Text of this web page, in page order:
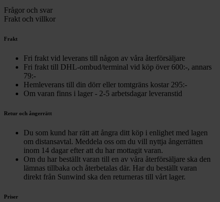
Frågor och svar
Frakt och villkor
Frakt
Fri frakt vid leverans till någon av våra återförsäljare
Fri frakt till DHL-ombud/terminal vid köp över 600:-, annars
79:-
Hemleverans till din dörr eller tomtgräns kostar 295:-
Om varan finns i lager - 2-5 arbetsdagar leveranstid
Retur och ångerrätt
Du som kund har rätt att ångra ditt köp i enlighet med lagen
om distansavtal. Meddela oss om du vill nyttja ångerrätten
inom 14 dagar efter att du har mottagit varan.
Om du har beställt varan till en av våra återförsäljare ska den
lämnas tillbaka och återbetalas där. Har du beställt varan
direkt från Sunwind ska den returneras till vårt lager.
Priser